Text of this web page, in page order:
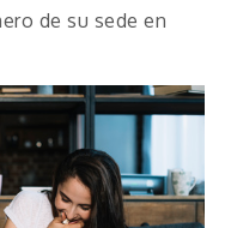
de su sede en